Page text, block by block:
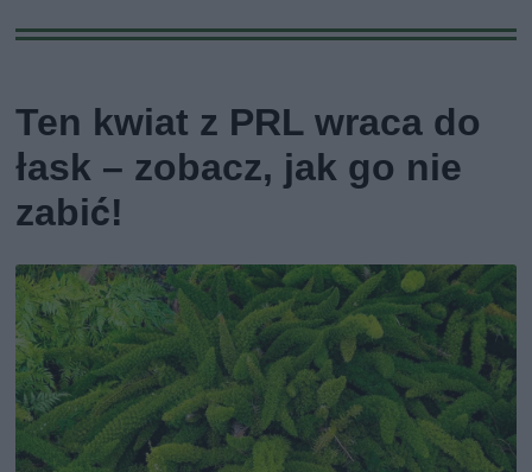
Ten kwiat z PRL wraca do
łask – zobacz, jak go nie
zabić!